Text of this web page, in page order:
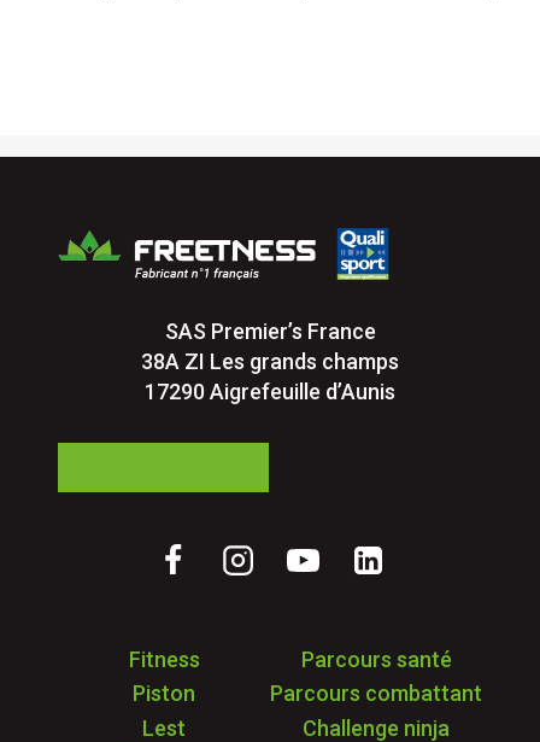
SAS Premier’s France
38A ZI Les grands champs
17290 Aigrefeuille d’Aunis
Fitness
Parcours santé
Piston
Parcours combattant
Lest
Challenge ninja